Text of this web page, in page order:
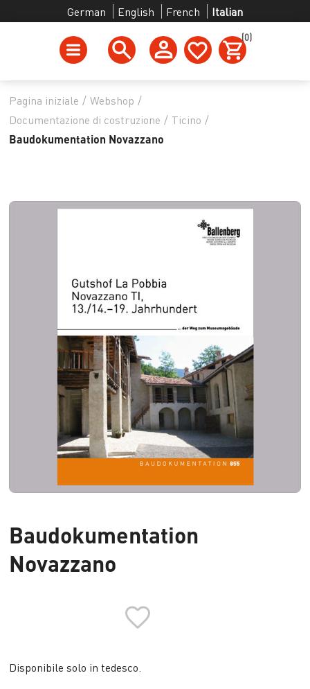
German English French Italian
(0)
Pagina iniziale / Webshop /
Documentazione di costruzione / Ticino /
Baudokumentation Novazzano
Baudokumentation
Novazzano
Disponibile solo in tedesco.